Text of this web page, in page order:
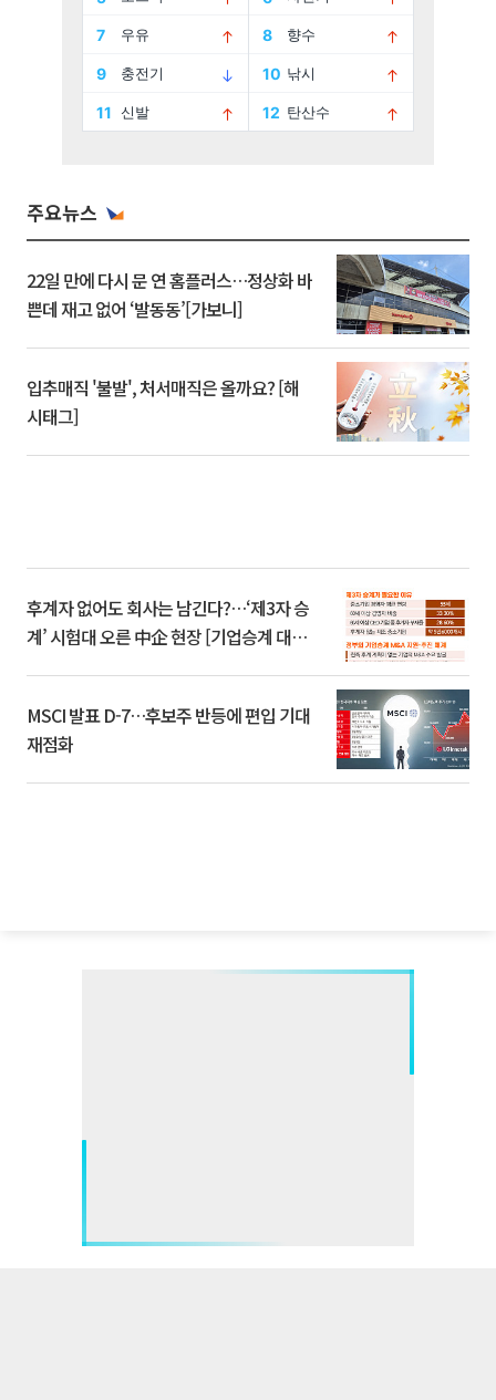
주요뉴스
22일 만에 다시 문 연 홈플러스…정상화 바
쁜데 재고 없어 ‘발동동’[가보니]
입추매직 '불발', 처서매직은 올까요? [해
시태그]
후계자 없어도 회사는 남긴다?…‘제3자 승
계’ 시험대 오른 中企 현장 [기업승계 대전
MSCI 발표 D-7…후보주 반등에 편입 기대
재점화